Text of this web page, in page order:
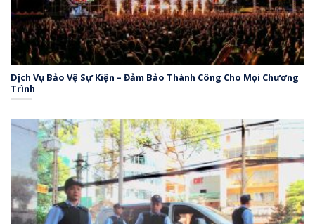
Dịch Vụ Bảo Vệ Sự Kiện – Đảm Bảo Thành Công Cho Mọi Chương
Trình